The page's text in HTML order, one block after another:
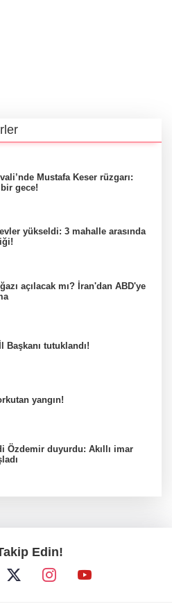
Mustafa Keser rüzgarı:
gece!
yükseldi: 3 mahalle arasında
açılacak mı? İran'dan ABD'ye
Başkanı tutuklandı!
yangın!
Özdemir duyurdu: Akıllı imar
duyurdu: İki çocuk cinayeti
Edin!